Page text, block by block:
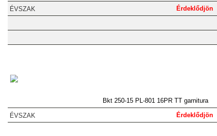
Érdeklődjön
Bkt 250-15 PL-801 16PR TT garnitura
Érdeklődjön